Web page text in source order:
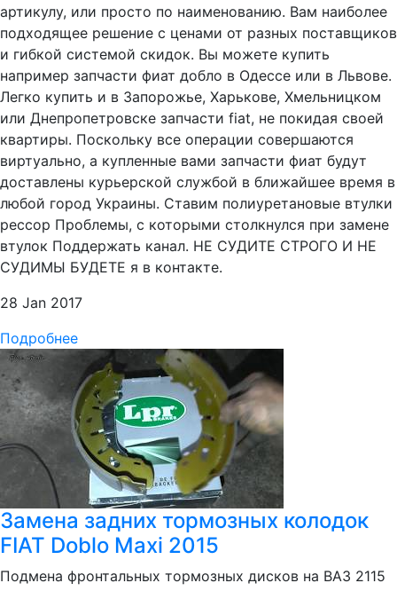
артикулу, или просто по наименованию. Вам наиболее
подходящее решение с ценами от разных поставщиков
и гибкой системой скидок. Вы можете купить
например запчасти фиат добло в Одессе или в Львове.
Легко купить и в Запорожье, Харькове, Хмельницком
или Днепропетровске запчасти fiat, не покидая своей
квартиры. Поскольку все операции совершаются
виртуально, а купленные вами запчасти фиат будут
доставлены курьерской службой в ближайшее время в
любой город Украины. Ставим полиуретановые втулки
рессор Проблемы, с которыми столкнулся при замене
втулок Поддержать канал. НЕ СУДИТЕ СТРОГО И НЕ
СУДИМЫ БУДЕТЕ я в контакте.
28 Jan 2017
Подробнее
Замена задних тормозных колодок
FIAT Doblo Maxi 2015
Подмена фронтальных тормозных дисков на ВАЗ 2115